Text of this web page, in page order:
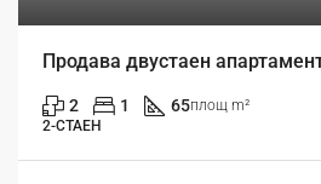
2 1 65площ m²
2-СТАЕН